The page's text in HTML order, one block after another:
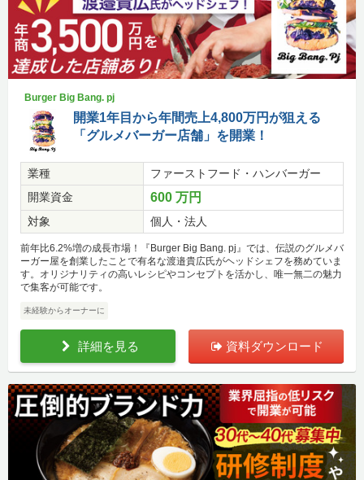
Burger Big Bang. pj
開業1年目から年間売上4,800万円が狙える
「グルメバーガー店舗」を開業！
業種
ファーストフード・ハンバーガー
開業資金
600 万円
対象 個人・法人
前年比6.2%増の成長市場！『Burger Big Bang. pj』では、伝説のグルメバ
ーガー屋を創業したことで有名な渡邉貴広氏がヘッドシェフを務めていま
す。オリジナリティの高いレシピやコンセプトを活かし、唯一無二の魅力
で集客が可能です。
未経験からオーナーに
詳細を見る 資料ダウンロード